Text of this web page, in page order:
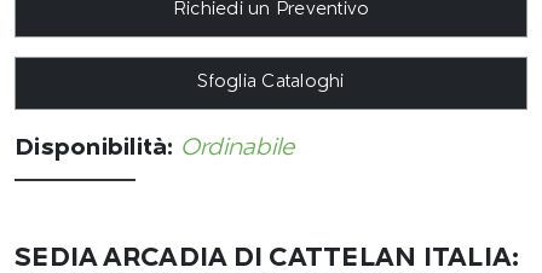
Richiedi un Preventivo
Sfoglia Cataloghi
Disponibilità: Ordinabile
SEDIA ARCADIA DI CATTELAN ITALIA: